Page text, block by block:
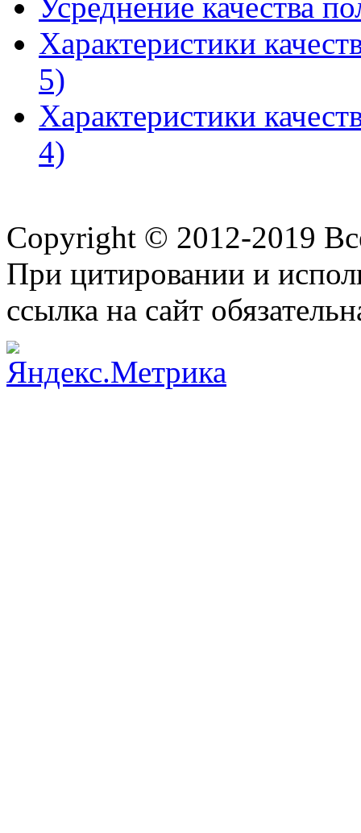
Характеристики
5)
Характеристики
4)
Copyright © 2012-2019
При цитировании и
ссылка на сайт